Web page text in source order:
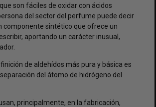
son fáciles de oxidar con ácidos
del sector del perfume puede decir
componente sintético que ofrece un
aportando un carácter inusual,
de aldehídos más pura y básica es
del átomo de hidrógeno del
principalmente, en la fabricación,